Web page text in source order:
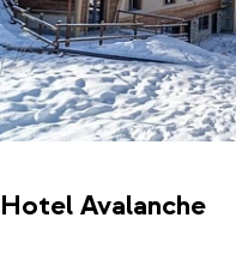
Hotel Avalanche